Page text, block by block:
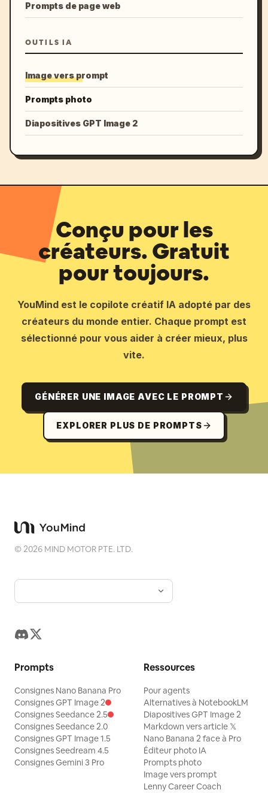
Prompts de page web
OUTILS IA
Image vers prompt
Prompts photo
Diapositives GPT Image 2
Conçu pour les
créateurs. Gratuit
pour toujours.
YouMind est le copilote créatif IA adopté par des
créateurs du monde entier. Chaque prompt est
sélectionné pour vous aider à créer mieux, plus
vite.
GÉNÉRER UNE IMAGE AVEC LE PROMPT
EXPLORER PLUS DE PROMPTS
©2026 MIND MOTOR PTE. LTD.
Prompts
Consignes Nano Banana Pro
Consignes GPT Image 2
Consignes Seedance 2.5
Consignes Seedance 2.0
Consignes GPT Image 1.5
Consignes Seedream 4.5
Consignes Gemini 3 Pro
Ressources
Pour agents
Alternatives à NotebookLM
Diapositives GPT Image 2
Markdown vers article 𝕏
Nano Banana 2 face à Pro
Éditeur photo IA
Prompts photo
Image vers prompt
Lenny Career Coach